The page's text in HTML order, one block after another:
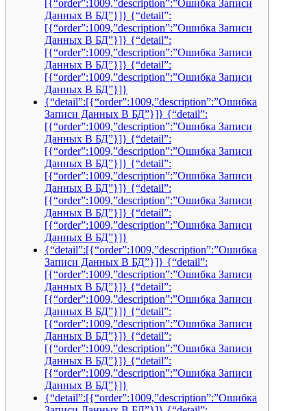
[{“order”:1009,”description”:”Ошибка Записи
Данных В БД”}]} {“detail”:
[{“order”:1009,”description”:”Ошибка Записи
Данных В БД”}]} {“detail”:
[{“order”:1009,”description”:”Ошибка Записи
Данных В БД”}]} {“detail”:
[{“order”:1009,”description”:”Ошибка Записи
Данных В БД”}]}
{“detail”:[{“order”:1009,”description”:”Ошибка
Записи Данных В БД”}]} {“detail”:
[{“order”:1009,”description”:”Ошибка Записи
Данных В БД”}]} {“detail”:
[{“order”:1009,”description”:”Ошибка Записи
Данных В БД”}]} {“detail”:
[{“order”:1009,”description”:”Ошибка Записи
Данных В БД”}]} {“detail”:
[{“order”:1009,”description”:”Ошибка Записи
Данных В БД”}]} {“detail”:
[{“order”:1009,”description”:”Ошибка Записи
Данных В БД”}]}
{“detail”:[{“order”:1009,”description”:”Ошибка
Записи Данных В БД”}]} {“detail”:
[{“order”:1009,”description”:”Ошибка Записи
Данных В БД”}]} {“detail”:
[{“order”:1009,”description”:”Ошибка Записи
Данных В БД”}]} {“detail”:
[{“order”:1009,”description”:”Ошибка Записи
Данных В БД”}]} {“detail”:
[{“order”:1009,”description”:”Ошибка Записи
Данных В БД”}]} {“detail”:
[{“order”:1009,”description”:”Ошибка Записи
Данных В БД”}]}
{“detail”:[{“order”:1009,”description”:”Ошибка